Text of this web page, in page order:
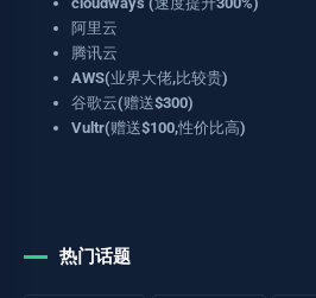
阿里云
腾讯云
AWS(业界大佬,比较贵)
谷歌云(赠送$300)
Vultr(赠送$100,性价比高)
热门话题